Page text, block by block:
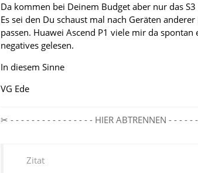
Da kommen bei Deinem Budget aber nur das
Es sei den Du schaust mal nach Geräten
passen. Huawei Ascend P1 viele mir da
negatives gelesen.
In diesem Sinne
VG Ede
✂ - - - - - - - - - - - - - - - - HIER ABTRENNEN - - - - -
Zitat